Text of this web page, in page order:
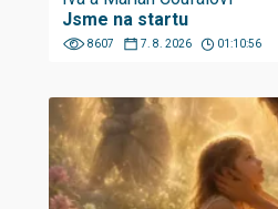
Jsme na startu
8607 7. 8. 2026 01:10:56